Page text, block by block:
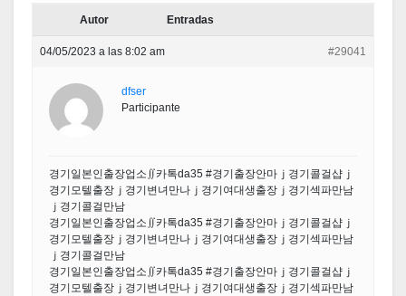
Autor Entradas
04/05/2023 a las 8:02 am #29041
dfser
Participante
경기일본인출장업소∬카톡da35 #경기출장안마ｊ경기콜걸샵ｊ
경기모텔출장ｊ경기변녀만나ｊ경기여대생출장ｊ경기섹파만남
ｊ경기콜걸만남
경기일본인출장업소∬카톡da35 #경기출장안마ｊ경기콜걸샵ｊ
경기모텔출장ｊ경기변녀만나ｊ경기여대생출장ｊ경기섹파만남
ｊ경기콜걸만남
경기일본인출장업소∬카톡da35 #경기출장안마ｊ경기콜걸샵ｊ
경기모텔출장ｊ경기변녀만나ｊ경기여대생출장ｊ경기섹파만남